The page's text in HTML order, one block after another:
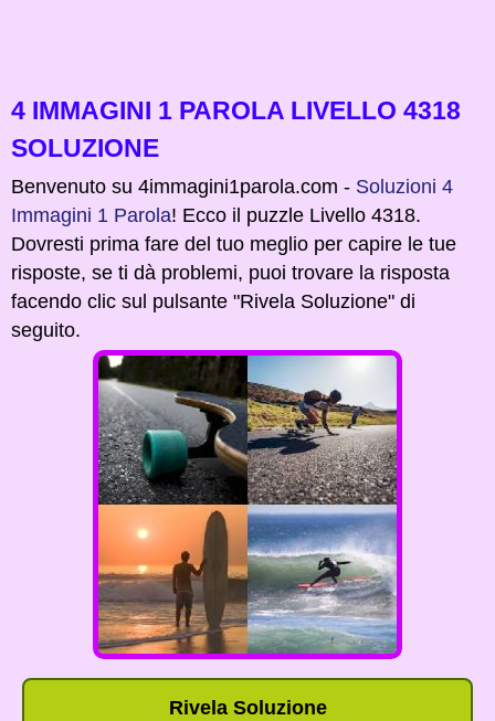
4 IMMAGINI 1 PAROLA LIVELLO 4318
SOLUZIONE
Benvenuto su 4immagini1parola.com - Soluzioni 4
Immagini 1 Parola! Ecco il puzzle Livello 4318.
Dovresti prima fare del tuo meglio per capire le tue
risposte, se ti dà problemi, puoi trovare la risposta
facendo clic sul pulsante "Rivela Soluzione" di
seguito.
Rivela Soluzione